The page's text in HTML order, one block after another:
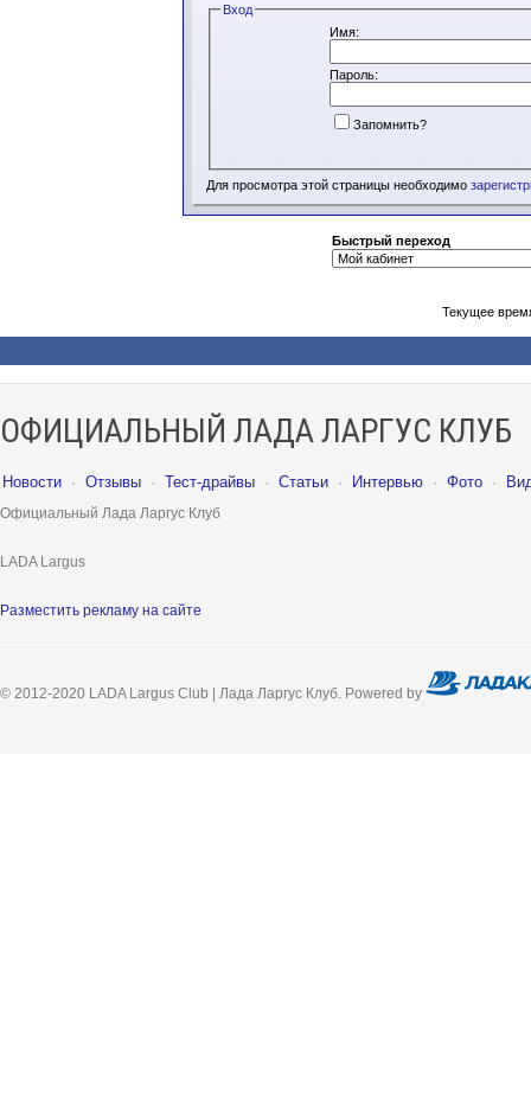
Вход
Имя:
Пароль:
Запомнить?
Для просмотра этой страницы необходимо
Быстрый переход
Текущее
ОФИЦИАЛЬНЫЙ ЛАДА ЛАРГУС КЛУБ
Новости · Отзывы · Тест-драйвы · Статьи · Интервью · Фото ·
Официальный Лада Ларгус Клуб
LADA Largus
Разместить рекламу на сайте
© 2012-2020 LADA Largus Club | Лада Ларгус Клуб. Powered by